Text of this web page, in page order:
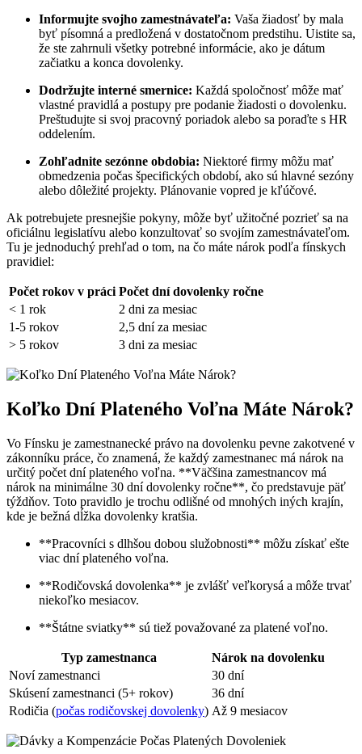
Informujte svojho zamestnávateľa: Vaša žiadosť by mala
byť písomná a predložená v dostatočnom predstihu. Uistite sa,
že ste zahrnuli všetky potrebné informácie, ako je dátum
začiatku a konca dovolenky.
Dodržujte interné smernice: Každá spoločnosť môže mať
vlastné pravidlá a postupy pre podanie žiadosti o dovolenku.
Preštudujte si svoj pracovný poriadok alebo sa poraďte s HR
oddelením.
Zohľadnite sezónne obdobia: Niektoré firmy môžu mať
obmedzenia počas špecifických období, ako sú hlavné sezóny
alebo dôležité projekty. Plánovanie vopred je kľúčové.
Ak potrebujete presnejšie pokyny, môže byť užitočné pozrieť sa na
oficiálnu legislatívu alebo konzultovať so svojím zamestnávateľom.
Tu je jednoduchý prehľad o tom, na čo máte nárok podľa fínskych
pravidiel:
Počet rokov v práci Počet dní dovolenky ročne
< 1 rok
2 dni za mesiac
1-5 rokov
2,5 dní za mesiac
> 5 rokov
3 dni za mesiac
Koľko Dní Plateného Voľna Máte Nárok?
Vo Fínsku je zamestnanecké právo na dovolenku pevne zakotvené v
zákonníku práce, čo znamená, že každý zamestnanec má nárok na
určitý počet dní plateného voľna. **Väčšina zamestnancov má
nárok na minimálne 30 dní dovolenky ročne**, čo predstavuje päť
týždňov. Toto pravidlo je trochu odlišné od mnohých iných krajín,
kde je bežná dĺžka dovolenky kratšia.
**Pracovníci s dlhšou dobou služobnosti** môžu získať ešte
viac dní plateného voľna.
**Rodičovská dovolenka** je zvlášť veľkorysá a môže trvať
niekoľko mesiacov.
**Štátne sviatky** sú tiež považované za platené voľno.
Typ zamestnanca
Nárok na dovolenku
Noví zamestnanci
30 dní
Skúsení zamestnanci (5+ rokov)
36 dní
Rodičia (počas rodičovskej dovolenky) Až 9 mesiacov